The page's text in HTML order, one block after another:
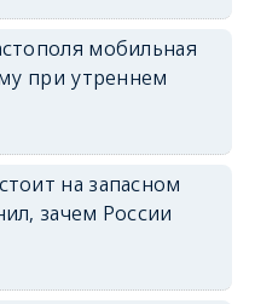
мобильная
при утреннем
на запасном
зачем России